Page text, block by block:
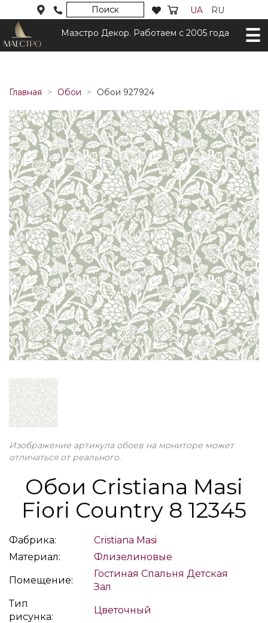
Поиск UA RU
Маэстро Декор. Работаем с 2005 года
Главная Обои Обои 927924
Изображение артикула обоев на мониторе может
отличаться от реального.
Обои Cristiana Masi
Fiori Country 8 12345
Фабрика:
Cristiana Masi
Материал:
Флизелиновые
Помещение:
Гостиная Спальня Детская
Зал
Тип
рисунка:
Цветочный